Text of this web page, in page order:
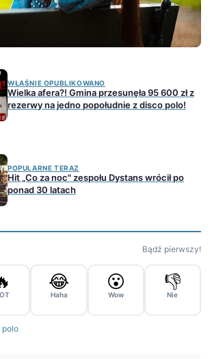
WŁAŚNIE OPUBLIKOWANO
Wielka afera?! Gmina przesunęła 95 600 zł z
rezerwy na jedno popołudnie z disco polo!
POPULARNE TERAZ
Hit „Co za noc" zespołu Dystans wrócił po
ponad 30 latach
Bądź pierwszy!
😂
Haha
😮
Wow
👎
Nie
polo